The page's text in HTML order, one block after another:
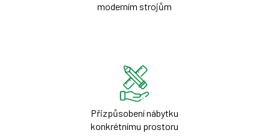
moderním strojům
Přizpůsobení nábytku
konkrétnímu prostoru